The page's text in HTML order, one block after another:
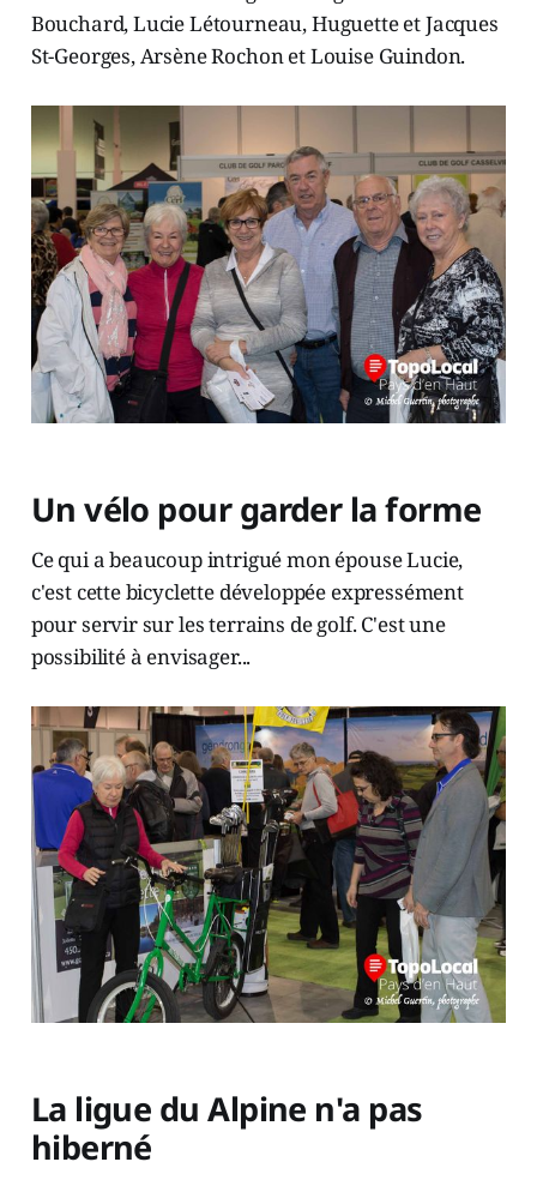
Bouchard, Lucie Létourneau, Huguette et Jacques
St-Georges, Arsène Rochon et Louise Guindon.
Un vélo pour garder la forme
Ce qui a beaucoup intrigué mon épouse Lucie,
c'est cette bicyclette développée expressément
pour servir sur les terrains de golf. C'est une
possibilité à envisager...
La ligue du Alpine n'a pas
hiberné